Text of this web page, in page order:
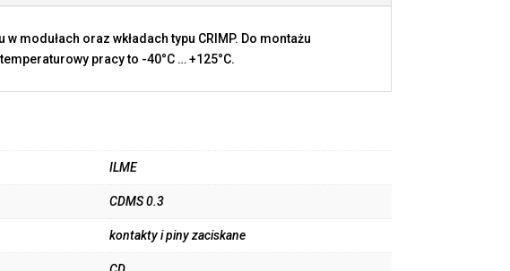
modułach oraz wkładach typu CRIMP. Do montażu
pracy to -40°C … +125°C.
ILME
CDMS 0.3
kontakty i piny zaciskane